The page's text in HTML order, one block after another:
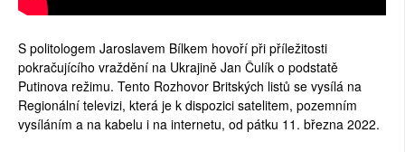
S politologem Jaroslavem Bílkem hovoří při příležitosti
pokračujícího vraždění na Ukrajině Jan Čulík o podstatě
Putinova režimu. Tento Rozhovor Britských listů se vysílá na
Regionální televizi, která je k dispozici satelitem, pozemním
vysíláním a na kabelu i na internetu, od pátku 11. března 2022.